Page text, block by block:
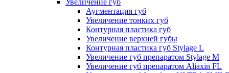
Увеличение губ
Аугментация губ
Увеличение тонких губ
Контурная пластика губ
Увеличение верхней губы
Контурная пластика губ Stylage L
Увеличение губ препаратом Stylage M
Увеличение губ препаратом Aliaxin FL